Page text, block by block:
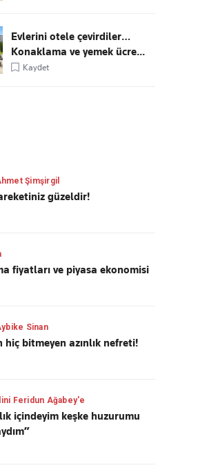
Evlerini otele çevirdiler…
Konaklama ve yemek ücre...
Kaydet
Şimşirgil
güzeldir!
fiyatları ve piyasa ekonomisi
Sinan
hiç bitmeyen azınlık nefreti!
Feridun Ağabey'e
içindeyim keşke huzurumu